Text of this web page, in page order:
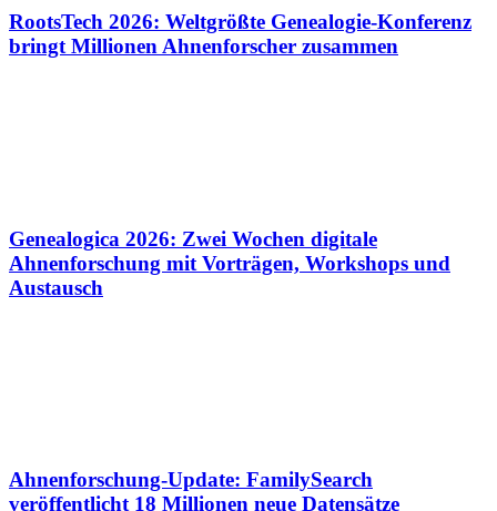
RootsTech 2026: Weltgrößte Genealogie-Konferenz
bringt Millionen Ahnenforscher zusammen
Genealogica 2026: Zwei Wochen digitale
Ahnenforschung mit Vorträgen, Workshops und
Austausch
Ahnenforschung-Update: FamilySearch
veröffentlicht 18 Millionen neue Datensätze